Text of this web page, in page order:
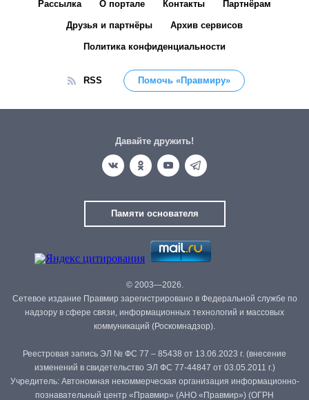
Рассылка О портале Контакты Партнёрам
Друзья и партнёры Архив сервисов
Политика конфиденциальности
RSS Помочь «Правмиру»
Давайте дружить!
Памяти основателя
© 2003—2026.
Сетевое издание Правмир зарегистрировано в Федеральной службе по
надзору в сфере связи, информационных технологий и массовых
коммуникаций (Роскомнадзор).
Реестровая запись ЭЛ № ФС 77 – 85438 от 13.06.2023 г. (внесение
изменений в свидетельство ЭЛ ФС 77-44847 от 03.05.2011 г.)
Учредитель: Автономная некоммерческая организация информационно-
познавательный центр «Правмир» (АНО «Правмир») (ОГРН